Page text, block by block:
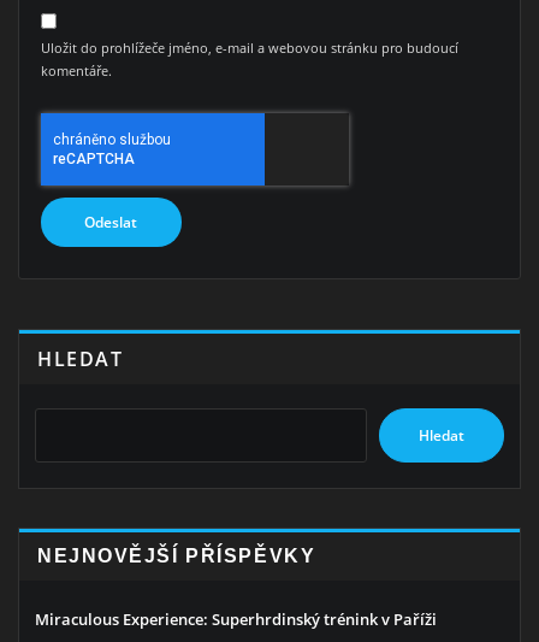
Uložit do prohlížeče jméno, e-mail a webovou stránku pro budoucí
komentáře.
HLEDAT
Hledat
NEJNOVĚJŠÍ PŘÍSPĚVKY
Miraculous Experience: Superhrdinský trénink v Paříži